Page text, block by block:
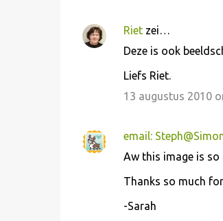
Rietzei…
Deze is ook
Liefs Riet.
13 augustus 2010
email:
Aw this image is
Thanks so much
-Sarah